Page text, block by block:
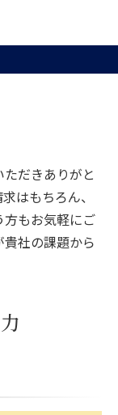
だきありがと
はもちろん、
方もお気軽にご
社の課題から